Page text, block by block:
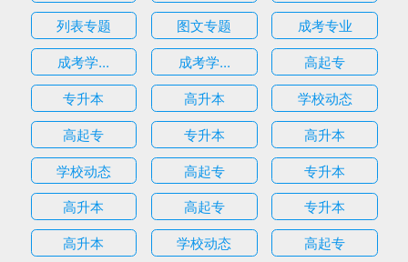
列表专题
图文专题
成考专业
成考学...
成考学...
高起专
专升本
高升本
学校动态
高起专
专升本
高升本
学校动态
高起专
专升本
高升本
高起专
专升本
高升本
学校动态
高起专